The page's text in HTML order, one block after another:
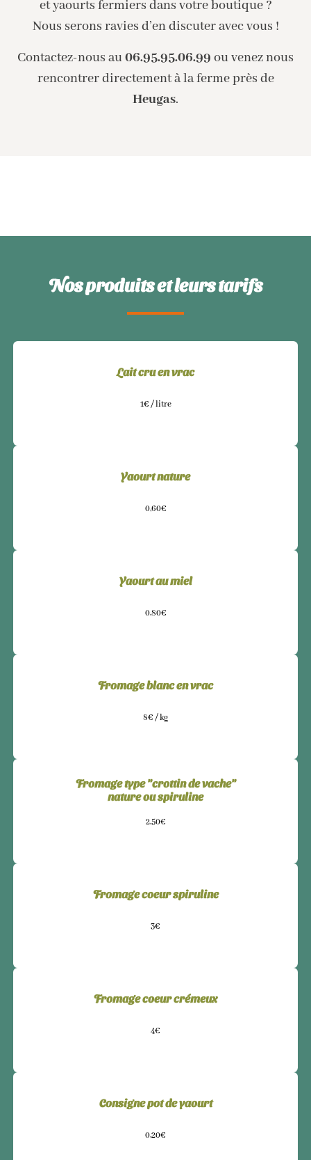
et yaourts fermiers dans votre boutique ?
Nous serons ravies d’en discuter avec vous !
Contactez-nous au06.95.95.06.99 ou venez nous
rencontrer directement à la ferme près de
Heugas.
Nos produits et leurs tarifs
Lait cru en vrac
1€ / litre
Yaourt nature
0,60€
Yaourt au miel
0,80€
Fromage blanc en vrac
8€ / kg
Fromage type "crottin de vache"
nature ou spiruline
2,50€
Fromage coeur spiruline
3€
Fromage coeur crémeux
4€
Consigne pot de yaourt
0,20€